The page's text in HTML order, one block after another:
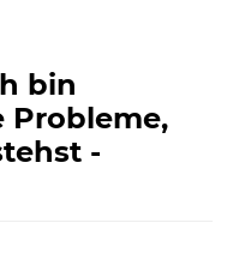
bin
Probleme,
-